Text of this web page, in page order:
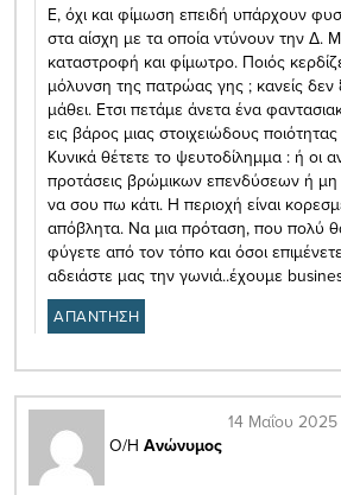
Ε, όχι και φίμωση επειδή υπάρχουν
στα αίσχη με τα οποία ντύνουν την Δ.
καταστροφή και φίμωτρο. Ποιός
μόλυνση της πατρώας γης ; κανείς δεν
μάθει. Ετσι πετάμε άνετα ένα
εις βάρος μιας στοιχειώδους
Κυνικά θέτετε το ψευτοδίλημμα : ή οι
προτάσεις βρώμικων επενδύσεων ή μη
να σου πω κάτι. Η περιοχή είναι
απόβλητα. Να μια πρόταση, που πολύ
φύγετε από τον τόπο και όσοι
αδειάστε μας την γωνιά..έχουμε
ΑΠΑΝΤΗΣΗ
Ο/Η Ανώνυμος
14 Μαΐου 2025